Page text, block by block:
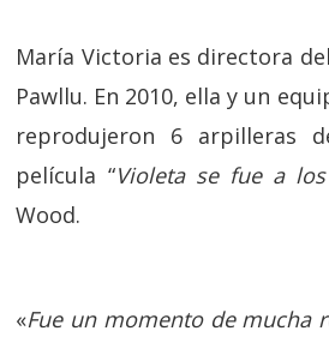
María Victoria es directora
Pawllu. En 2010, ella y un
reprodujeron 6 arpilleras
película “Violeta se fue a los
Wood.
«Fue un momento de mucha